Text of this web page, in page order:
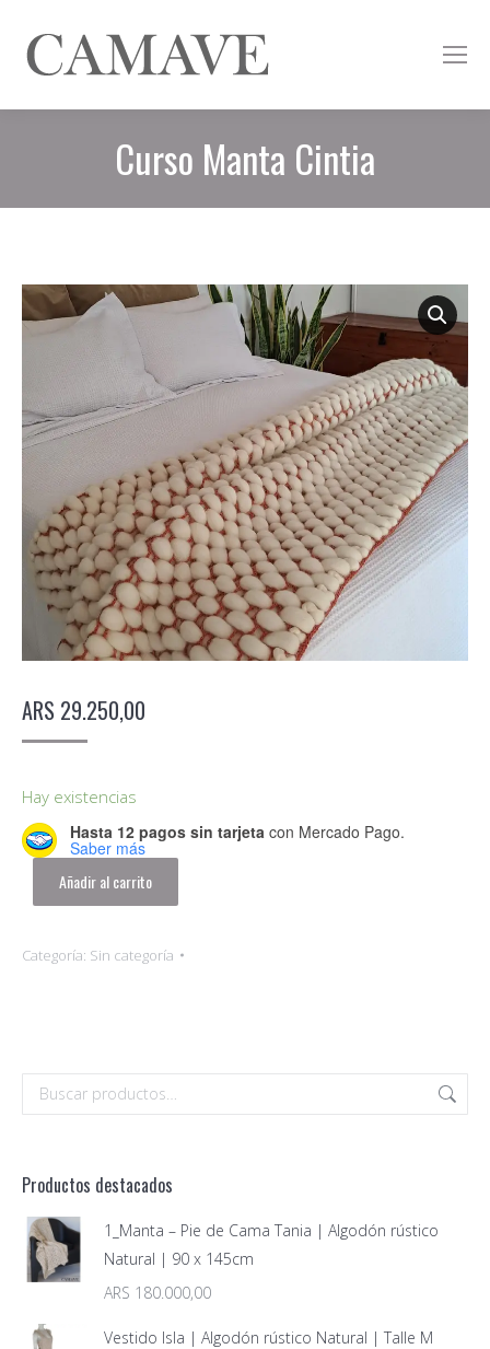
Curso Manta Cintia
ARS 29.250,00
Hay existencias
Hasta 12 pagos sin tarjeta con Mercado Pago.
Saber más
Añadir al carrito
Categoría: Sin categoría
Productos destacados
1_Manta – Pie de Cama Tania | Algodón rústico
Natural | 90 x 145cm
ARS 180.000,00
Vestido Isla | Algodón rústico Natural | Talle M